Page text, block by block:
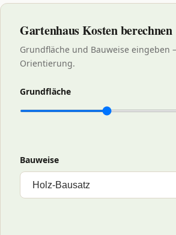
Gartenhaus Kosten berechnen
Grundfläche und Bauweise eingeben
Orientierung.
Grundfläche
Bauweise